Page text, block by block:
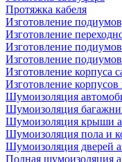
Протяжка кабеля
Изготовление
Изготовление
Изготовление
Изготовление
Изготовление корпуса
Изготовление корпусов
Шумоизоляция
Шумоизоляция
Шумоизоляция крыши
Шумоизоляция пола и
Шумоизоляция дверей
Полная шумоизоляция